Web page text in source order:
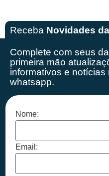
Receba Novidades
Complete com seus
primeira mão
informativos e notícias
whatsapp.
Nome:
Email: